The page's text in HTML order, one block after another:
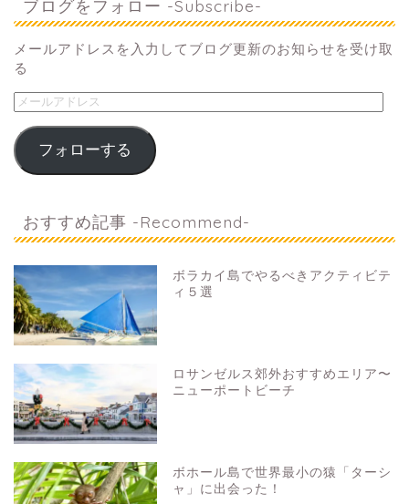
ブログをフォロー -Subscribe-
メールアドレスを入力してブログ更新のお知らせを受け取
る
フォローする
おすすめ記事 -Recommend-
ボラカイ島でやるべきアクティビテ
ィ５選
ロサンゼルス郊外おすすめエリア〜
ニューポートビーチ
ボホール島で世界最小の猿「ターシ
ャ」に出会った！